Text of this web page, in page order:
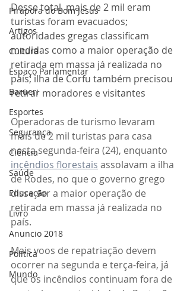
Pirapora do Bom Jesus
Artigos
Cultura
Espaço Parlamentar
Barueri
Esportes
Segurança
Ciência
Saúde
Educação
Livro
Anuncio 2018
Politica
Mundo
Desse total, mais de 2 mil eram
turistas foram evacuados;
autoridades gregas classificam
medidas como a maior operação de
retirada em massa já realizada no
país; ilha de Corfu também precisou
retirar moradores e visitantes
Operadoras de turismo levaram
mais de 2 mil turistas para casa
nesta segunda-feira (24), enquanto
incêndios florestais assolavam a ilha
de Rodes, no que o governo grego
disse ser a maior operação de
retirada em massa já realizada no
país.
Mais voos de repatriação devem
ocorrer na segunda e terça-feira, já
que os incêndios continuam fora de